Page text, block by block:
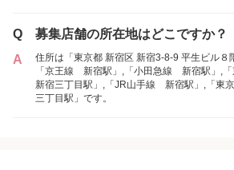
「アルバイト・パート」を募
各店舗の特色（詳しい給与、一緒に働くスタッフ
正社員
アルバイト・
Q
募集店舗の所在地はどこですか？
A
住所は「東京都 新宿区 新宿3-8-9 平生ビル８
「京王線 新宿駅」,「小田急線 新宿駅」,
新宿三丁目駅」,「JR山手線 新宿駅」,「東
三丁目駅」です。